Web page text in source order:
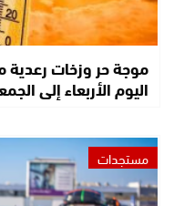
موجة حر وزخات رعدية
اليوم الأربعاء إلى
مستجدات